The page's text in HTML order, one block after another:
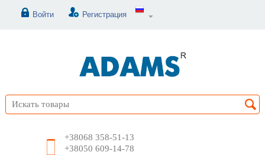
Войти Регистрация
+38068 358-51-13
+38050 609-14-78